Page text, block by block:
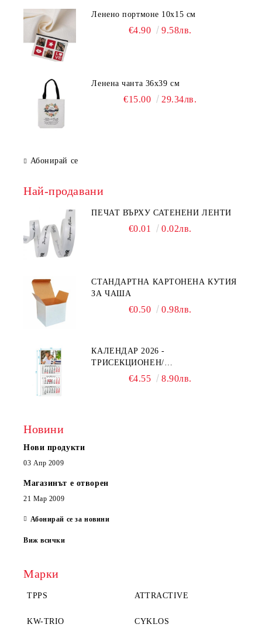
Ленено портмоне 10х15 см
€4.90 9.58лв.
Ленена чанта 36х39 см
€15.00 29.34лв.
Абонирай се
Най-продавани
ПЕЧАТ ВЪРХУ САТЕНЕНИ ЛЕНТИ
€0.01 0.02лв.
СТАНДАРТНА КАРТОНЕНА КУТИЯ
ЗА ЧАША
€0.50 0.98лв.
КАЛЕНДАР 2026 -
ТРИСЕКЦИОНЕН/
ЕДНОСЕКЦИОНЕН
€4.55 8.90лв.
Новини
Нови продукти
03 Апр 2009
Магазинът е отворен
21 Мар 2009
Абонирай се за новини
Виж всички
Марки
TPPS ATTRACTIVE
KW-TRIO CYKLOS